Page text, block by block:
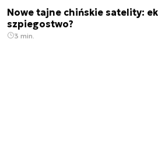
Nowe tajne chińskie satelity:
szpiegostwo?
3 min.